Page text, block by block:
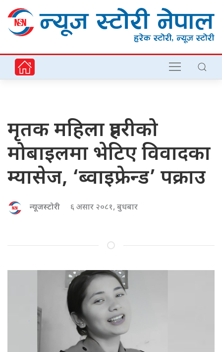
मृतक महिला प्रहरीको
मोबाइलमा भेटिए विवादका
म्यासेज, ‘ब्वाइफ्रेन्ड’ पक्राउ
न्यूजस्टोरी ६ असार २०८१, बुधबार